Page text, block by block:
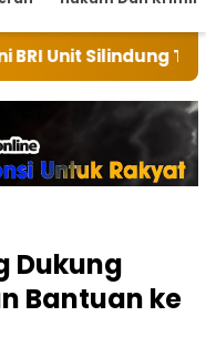
Tarutung
Dukung
Bantuan ke